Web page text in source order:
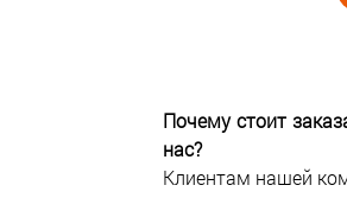
Почему стоит
нас?
Клиентам нашей